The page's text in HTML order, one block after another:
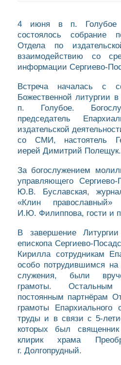
4 июня в п. Голубое
состоялось собрание
Отдела по
взаимодействию со
информации Сергиево-
Встреча началась с
Божественной литургии
п. Голубое.
председатель
издательской
со СМИ, настоятель
иерей Димитрий Полещук.
За богослужением
управляющего Сергиево-
Ю.В. Буславская,
«Клин
И.Ю. Филиппова, гости и
В завершение
епископа Сергиево-
Кирилла сотрудникам
особо потрудившимся на
служения, были
грамоты.
постоянным партнёрам
грамоты Епархиального
труды и в связи с 5-
которых был
клирик храма
г. Долгопрудный.